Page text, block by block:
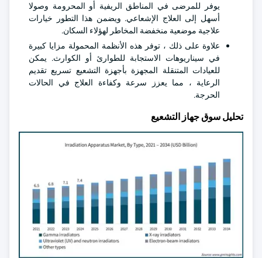
يوفر للمرضى في المناطق الريفية أو المحرومة وصولا
أسهل إلى العلاج الإشعاعي. ويضمن هذا التطور خيارات
علاجية موضعية منخفضة المخاطر لهؤلاء السكان.
علاوة على ذلك ، توفر هذه الأنظمة المحمولة مزايا كبيرة
في سيناريوهات الاستجابة للطوارئ أو الكوارث. يمكن
للعيادات المتنقلة المجهزة بأجهزة التشعيع تسريع تقديم
الرعاية ، مما يعزز سرعة وكفاءة العلاج في الحالات
الحرجة.
تحليل سوق جهاز التشعيع